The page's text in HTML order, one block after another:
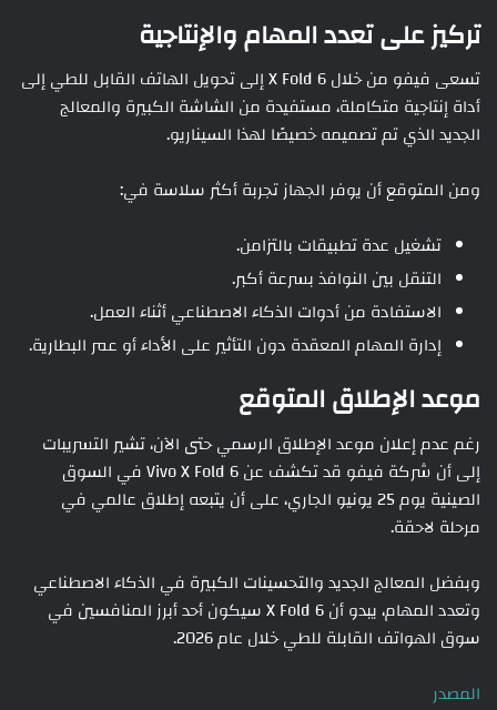
تركيز على تعدد المهام والإنتاجية
تسعى فيفو من خلال X Fold 6 إلى تحويل الهاتف القابل للطي إلى
أداة إنتاجية متكاملة، مستفيدة من الشاشة الكبيرة والمعالج
الجديد الذي تم تصميمه خصيصًا لهذا السيناريو.
ومن المتوقع أن يوفر الجهاز تجربة أكثر سلاسة في:
تشغيل عدة تطبيقات بالتزامن.
التنقل بين النوافذ بسرعة أكبر.
الاستفادة من أدوات الذكاء الاصطناعي أثناء العمل.
إدارة المهام المعقدة دون التأثير على الأداء أو عمر البطارية.
موعد الإطلاق المتوقع
رغم عدم إعلان موعد الإطلاق الرسمي حتى الآن، تشير التسريبات
إلى أن شركة فيفو قد تكشف عن Vivo X Fold 6 في السوق
الصينية يوم 25 يونيو الجاري، على أن يتبعه إطلاق عالمي في
مرحلة لاحقة.
وبفضل المعالج الجديد والتحسينات الكبيرة في الذكاء الاصطناعي
وتعدد المهام، يبدو أن X Fold 6 سيكون أحد أبرز المنافسين في
سوق الهواتف القابلة للطي خلال عام 2026.
المصدر